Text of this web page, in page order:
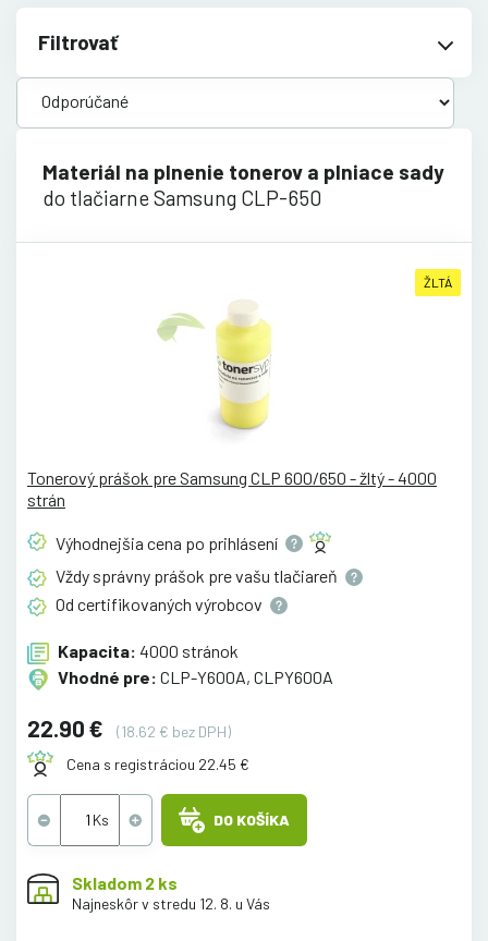
Filtrovať
Materiál na plnenie tonerov a plniace sady
do tlačiarne Samsung CLP-650
ŽLTÁ
Tonerový prášok pre Samsung CLP 600/650 - žltý - 4000
strán
Výhodnejšia cena po prihlásení
Vždy správny prášok pre vašu tlačiareň
Od certifikovaných výrobcov
Kapacita: 4000 stránok
Vhodné pre: CLP-Y600A, CLPY600A
22.90 €
(18.62 € bez DPH)
Cena s registráciou 22.45 €
DO KOŠÍKA
Skladom 2 ks
Najneskôr v stredu 12. 8. u Vás